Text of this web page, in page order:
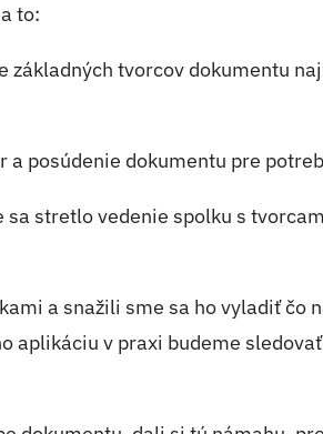
to:
tvorcov dokumentu
posúdenie dokumentu pre
stretlo vedenie spolku s
a snažili sme sa ho vyladiť čo
v praxi budeme